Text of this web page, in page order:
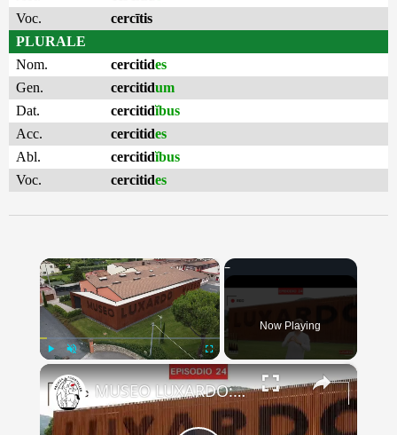
Voc.
cercītis
PLURALE
Nom.
cercitides
Gen.
cercitidum
Dat.
cercitidĭbus
Acc.
cercitides
Abl.
cercitidĭbus
Voc.
cercitides
×
Fullscreen
Now Playing
×
MUSEO LUXARDO: Un Viaggio nel Tempo e nel Gusto